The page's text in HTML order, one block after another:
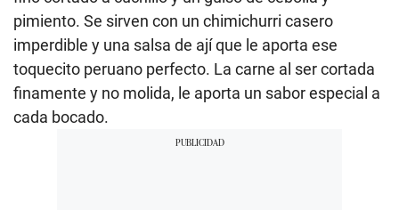
pimiento. Se sirven con un chimichurri casero
imperdible y una salsa de ají que le aporta ese
toquecito peruano perfecto. La carne al ser cortada
finamente y no molida, le aporta un sabor especial a
cada bocado.